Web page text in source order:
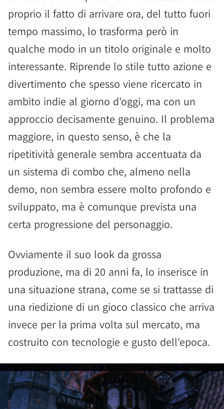
proprio il fatto di arrivare ora, del tutto fuori
tempo massimo, lo trasforma però in
qualche modo in un titolo originale e molto
interessante. Riprende lo stile tutto azione e
divertimento che spesso viene ricercato in
ambito indie al giorno d'oggi, ma con un
approccio decisamente genuino. Il problema
maggiore, in questo senso, è che la
ripetitività generale sembra accentuata da
un sistema di combo che, almeno nella
demo, non sembra essere molto profondo e
sviluppato, ma è comunque prevista una
certa progressione del personaggio.
Ovviamente il suo look da grossa
produzione, ma di 20 anni fa, lo inserisce in
una situazione strana, come se si trattasse di
una riedizione di un gioco classico che arriva
invece per la prima volta sul mercato, ma
costruito con tecnologie e gusto dell'epoca.